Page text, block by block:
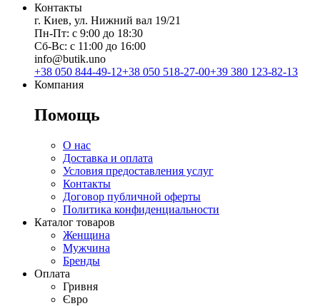
Контакты
г. Киев, ул. Нижний вал 19/21
Пн-Пт: с 9:00 до 18:30
Сб-Вс: с 11:00 до 16:00
info@butik.uno
+38 050 844-49-12+38 050 518-27-00+39 380 123-82-13
Компания
Помощь
О нас
Доставка и оплата
Условия предоставления услуг
Контакты
Договор публичной оферты
Политика конфиденциальности
Каталог товаров
Женщина
Мужчина
Бренды
Оплата
Гривня
Євро